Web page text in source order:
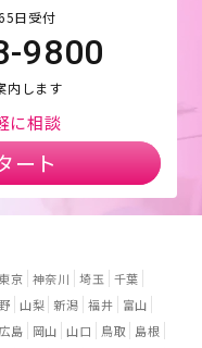
日受付
9800
内します
に相談
ート
東京 神奈川 埼玉
千葉
山梨 新潟 福井
富山
広島 岡山 山口 鳥取
島根